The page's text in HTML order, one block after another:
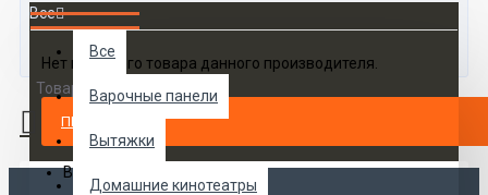
Все
Все
Варочные панели
Вытяжки
Домашние кинотеатры
Товаров 0 (0 руб.)
Ваша корзина пуста!
Нет ни одного товара данного производителя.
ПРОДОЛЖИТЬ